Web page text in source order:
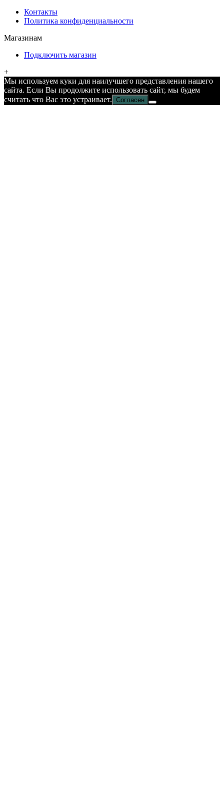
Контакты
Политика конфиденциальности
Магазинам
Подключить магазин
+
Мы используем куки для наилучшего представления нашего
сайта. Если Вы продолжите использовать сайт, мы будем
считать что Вас это устраивает. Согласен